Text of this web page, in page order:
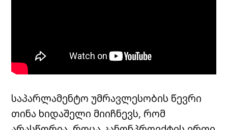
საპარლამენტო უმრავლესობის წევრი
თინა ხიდაშელი მიიჩნევს, რომ